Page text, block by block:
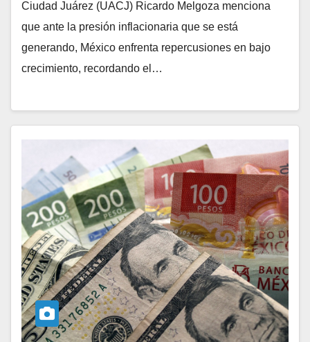
Ciudad Juárez (UACJ) Ricardo Melgoza menciona
que ante la presión inflacionaria que se está
generando, México enfrenta repercusiones en bajo
crecimiento, recordando el…